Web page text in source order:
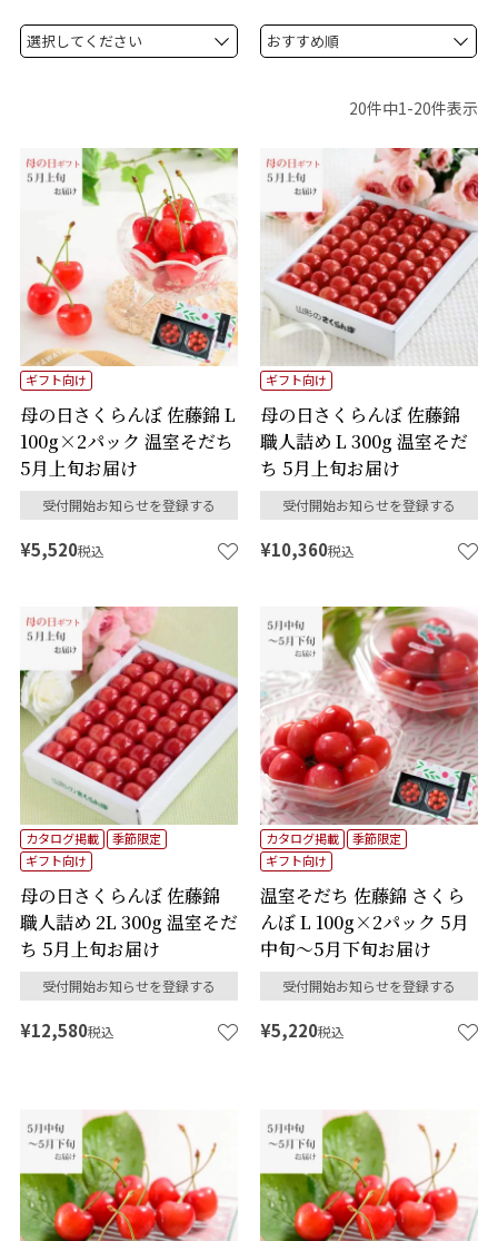
20件中1-20件表示
母の日さくらんぼ 佐藤錦 L
100g×2パック 温室そだち
5月上旬お届け
ギフト向け
受付開始お知らせを登録する
¥5,520税込
母の日さくらんぼ 佐藤錦
職人詰め L 300g 温室そだ
ち 5月上旬お届け
ギフト向け
受付開始お知らせを登録する
¥10,360税込
母の日さくらんぼ 佐藤錦
職人詰め 2L 300g 温室そだ
ち 5月上旬お届け
カタログ掲載
季節限定
ギフト向け
受付開始お知らせを登録する
¥12,580税込
温室そだち 佐藤錦 さくら
んぼ L 100g×2パック 5月
中旬～5月下旬お届け
カタログ掲載
季節限定
ギフト向け
受付開始お知らせを登録する
¥5,220税込